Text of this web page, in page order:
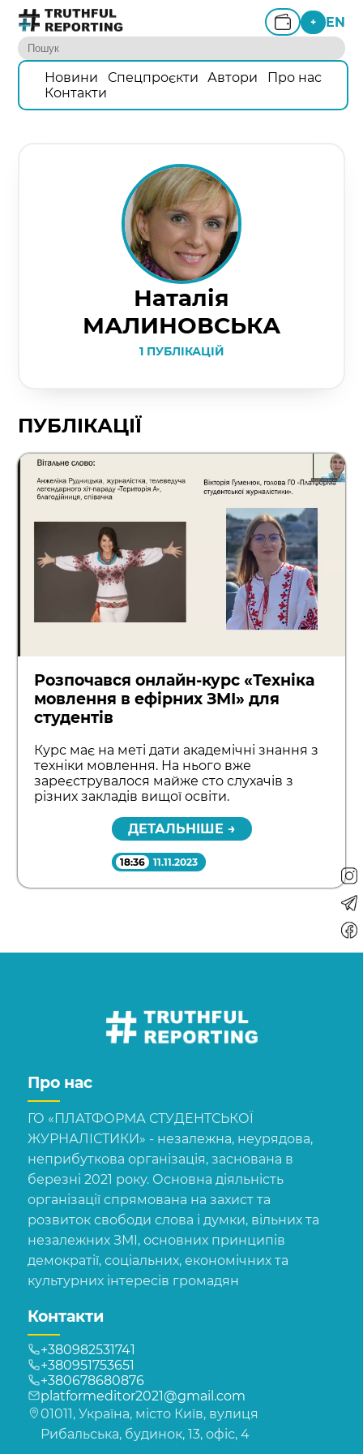
+ EN
Новини Спецпроєкти Автори
Про нас
Контакти
Наталія
МАЛИНОВСЬКА
1 ПУБЛІКАЦІЙ
ПУБЛІКАЦІЇ
Розпочався онлайн-курс «Техніка
мовлення в ефірних ЗМІ» для
студентів
Курс має на меті дати академічні знання з
техніки мовлення. На нього вже
зареєструвалося майже сто слухачів з
різних закладів вищої освіти.
ДЕТАЛЬНІШЕ →
18:36 11.11.2023
Про нас
ГО «ПЛАТФОРМА СТУДЕНТСЬКОЇ
ЖУРНАЛІСТИКИ» - незалежна, неурядова,
неприбуткова організація, заснована в
березні 2021 року. Основна діяльність
організації спрямована на захист та
розвиток свободи слова і думки, вільних та
незалежних ЗМІ, основних принципів
демократії, соціальних, економічних та
культурних інтересів громадян
Контакти
+380982531741
+380951753651
+380678680876
platformeditor2021@gmail.com
01011, Україна, місто Київ, вулиця
Рибальська, будинок, 13, офіс, 4